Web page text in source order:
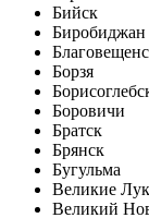
Бийск
Биробиджан
Борзя
Боровичи
Братск
Брянск
Бугульма
Великие
Великий